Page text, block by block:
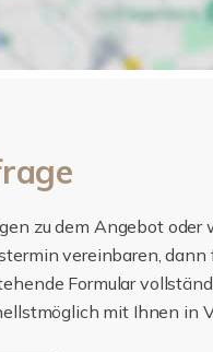
zu dem Angebot oder
vereinbaren, dann
Formular
mit Ihnen in